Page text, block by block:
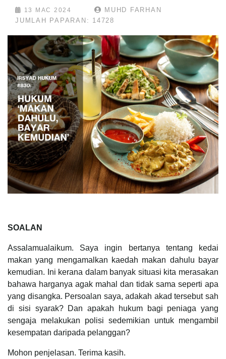
13 MAC 2024
MUHD FARHAN
JUMLAH PAPARAN: 14728
SOALAN
Assalamualaikum. Saya ingin bertanya tentang kedai
makan yang mengamalkan kaedah makan dahulu bayar
kemudian. Ini kerana dalam banyak situasi kita merasakan
bahawa harganya agak mahal dan tidak sama seperti apa
yang disangka. Persoalan saya, adakah akad tersebut sah
di sisi syarak? Dan apakah hukum bagi peniaga yang
sengaja melakukan polisi sedemikian untuk mengambil
kesempatan daripada pelanggan?
Mohon penjelasan. Terima kasih.